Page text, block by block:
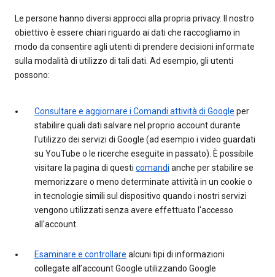
Le persone hanno diversi approcci alla propria privacy. Il nostro
obiettivo è essere chiari riguardo ai dati che raccogliamo in
modo da consentire agli utenti di prendere decisioni informate
sulla modalità di utilizzo di tali dati. Ad esempio, gli utenti
possono:
Consultare e aggiornare i Comandi attività di Google per
stabilire quali dati salvare nel proprio account durante
l'utilizzo dei servizi di Google (ad esempio i video guardati
su YouTube o le ricerche eseguite in passato). È possibile
visitare la pagina di questi comandi anche per stabilire se
memorizzare o meno determinate attività in un cookie o
in tecnologie simili sul dispositivo quando i nostri servizi
vengono utilizzati senza avere effettuato l'accesso
all'account.
Esaminare e controllare alcuni tipi di informazioni
collegate all’account Google utilizzando Google